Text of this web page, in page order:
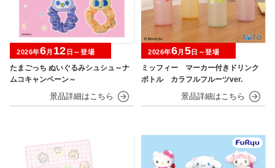
たまごっち ぬいぐるみシュシュ～ナ
ムコキャンペーン～
2026年6月 12 日～登場
ミッフィー マーカー付きドリンク
ボトル カラフルフルーツver.
2026年6月 5日～登場